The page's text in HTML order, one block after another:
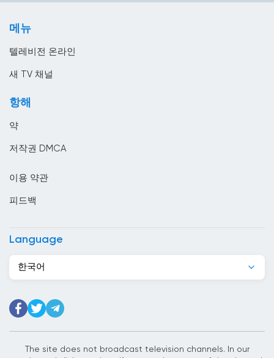
몬테네그로
몰디브
미얀마
바베이도스
메뉴
텔레비전 온라인
새 TV 채널
항해
약
저작권 DMCA
이용 약관
피드백
Language
한국어
The site does not broadcast television channels. In our